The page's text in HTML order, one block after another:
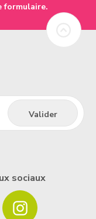
formulaire.
sociaux